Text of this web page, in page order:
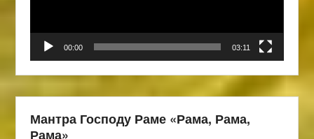
00:00 03:11
Мантра Господу Раме «Рама, Рама,
Рама»